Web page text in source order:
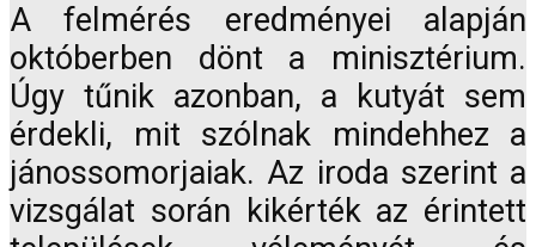
A felmérés eredményei alapján
októberben dönt a minisztérium.
Úgy tűnik azonban, a kutyát sem
érdekli, mit szólnak mindehhez a
jánossomorjaiak. Az iroda szerint a
vizsgálat során kikérték az érintett